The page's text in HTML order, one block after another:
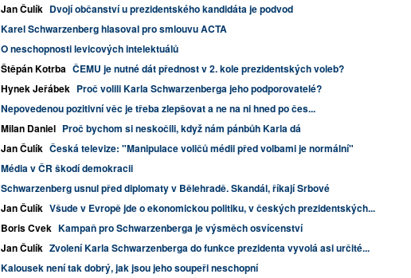
Jan Čulík Dvojí občanství u prezidentského kandidáta je podvod
Karel Schwarzenberg hlasoval pro smlouvu ACTA
O neschopnosti levicových intelektuálů
Štěpán Kotrba ČEMU je nutné dát přednost v 2. kole prezidentských voleb?
Hynek Jeřábek Proč volili Karla Schwarzenberga jeho podporovatelé?
Nepovedenou pozitivní věc je třeba zlepšovat a ne na ni hned po čes...
Milan Daniel Proč bychom si neskočili, když nám pánbůh Karla dá
Jan Čulík Česká televize: "Manipulace voličů médii před volbami je normální"
Média v ČR škodí demokracii
Schwarzenberg usnul před diplomaty v Bělehradě. Skandál, říkají Srbové
Jan Čulík Všude v Evropě jde o ekonomickou politiku, v českých prezidentských...
Boris Cvek Kampaň pro Schwarzenberga je výsměch osvícenství
Jan Čulík Zvolení Karla Schwarzenberga do funkce prezidenta vyvolá asi určité...
Kalousek není tak dobrý, jak jsou jeho soupeři neschopní